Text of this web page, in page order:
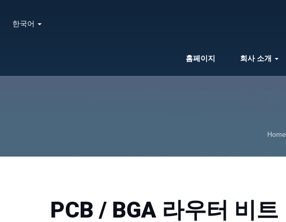
홈페이지 회사 소개
한국어
Home
PCB / BGA 라우터 비트